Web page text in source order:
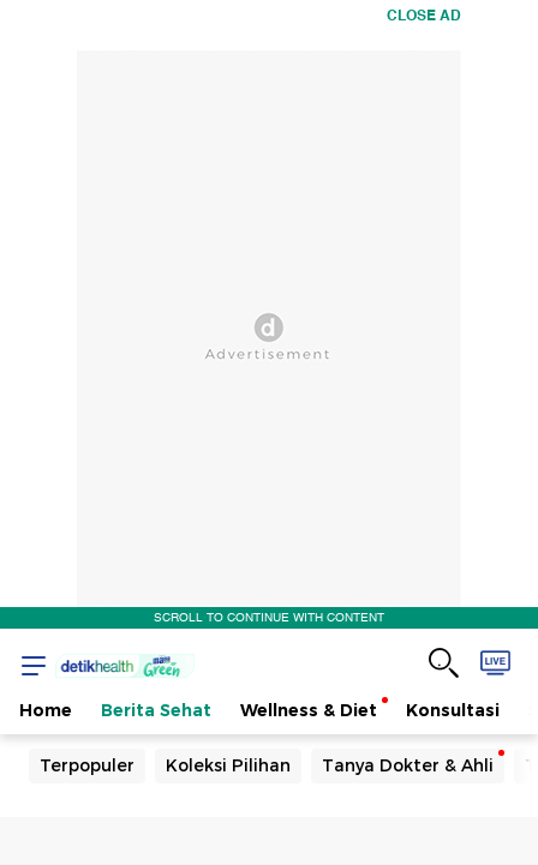
CLOSE AD
SCROLL TO CONTINUE WITH CONTENT
Home Berita Sehat Wellness & Diet Konsultasi
Terpopuler Koleksi Pilihan Tanya Dokter & Ahli